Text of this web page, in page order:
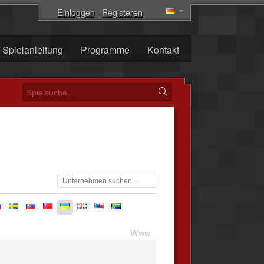
Einloggen· Registeren
Spielanleitung Programme Kontakt
se sk tw ua uk us za
Www